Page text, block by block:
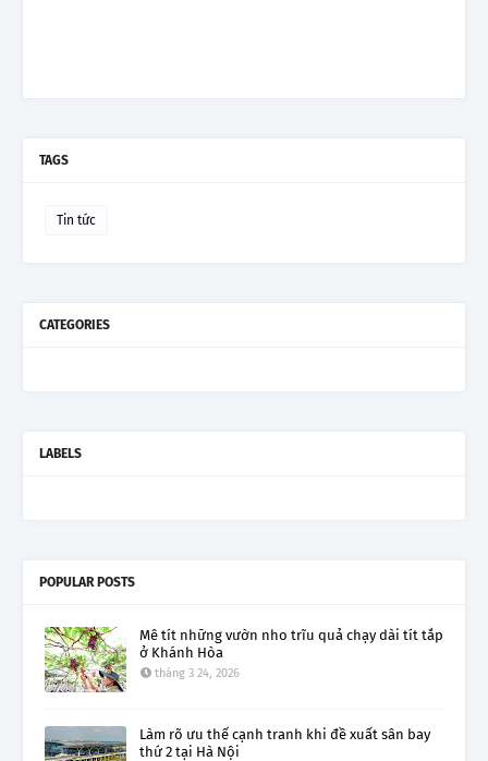
TAGS
Tin tức
CATEGORIES
LABELS
POPULAR POSTS
Mê tít những vườn nho trĩu quả chạy dài tít tắp
ở Khánh Hòa
tháng 3 24, 2026
Làm rõ ưu thế cạnh tranh khi đề xuất sân bay
thứ 2 tại Hà Nội